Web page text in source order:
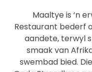
Maaltye is ‘n
Restaurant bederf
aandete, terwyl
smaak van
swembad bied.